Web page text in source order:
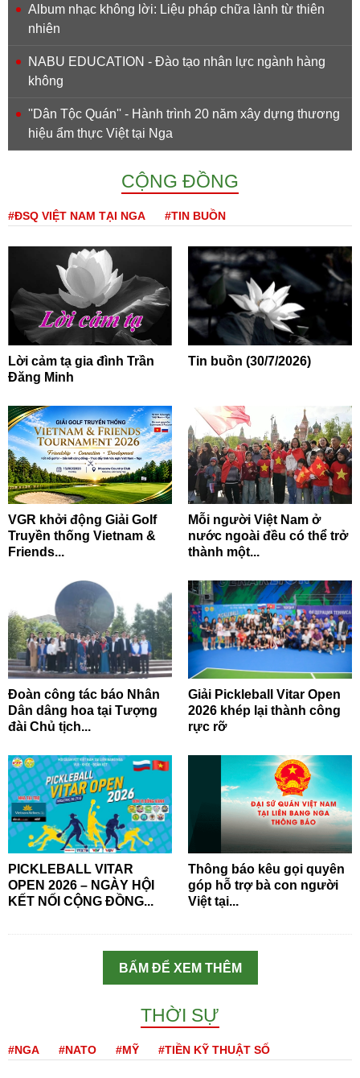
Album nhạc không lời: Liệu pháp chữa lành từ thiên
nhiên
NABU EDUCATION - Đào tạo nhân lực ngành hàng
không
''Dân Tộc Quán'' - Hành trình 20 năm xây dựng thương
hiệu ẩm thực Việt tại Nga
CỘNG ĐỒNG
#ĐSQ VIỆT NAM TẠI NGA #TIN BUỒN
Lời cảm tạ gia đình Trần
Đăng Minh
Tin buồn (30/7/2026)
VGR khởi động Giải Golf
Truyền thống Vietnam &
Friends...
Mỗi người Việt Nam ở
nước ngoài đều có thể trở
thành một...
Đoàn công tác báo Nhân
Dân dâng hoa tại Tượng
đài Chủ tịch...
Giải Pickleball Vitar Open
2026 khép lại thành công
rực rỡ
PICKLEBALL VITAR
OPEN 2026 – NGÀY HỘI
KẾT NỐI CỘNG ĐỒNG...
Thông báo kêu gọi quyên
góp hỗ trợ bà con người
Việt tại...
BẤM ĐỂ XEM THÊM
THỜI SỰ
#NGA #NATO #MỸ #TIỀN KỸ THUẬT SỐ